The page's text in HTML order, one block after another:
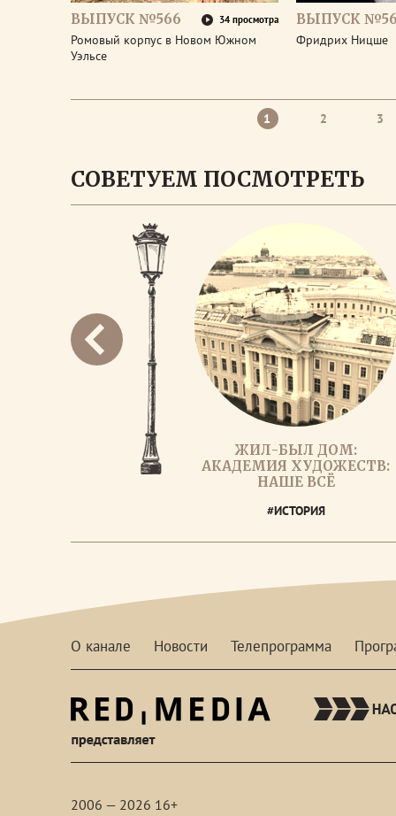
ВЫПУСК №566 34 просмотра
Ромовый корпус в Новом Южном
Уэльсе
ВЫПУСК
Фридрих Ницше
1 2 3
СОВЕТУЕМ ПОСМОТРЕТЬ
ЖИЛ-БЫЛ ДОМ:
АКАДЕМИЯ ХУДОЖЕСТВ:
НАШЕ ВСЁ
#ИСТОРИЯ
О канале Новости Телепрограмма
2006 — 2026 16+